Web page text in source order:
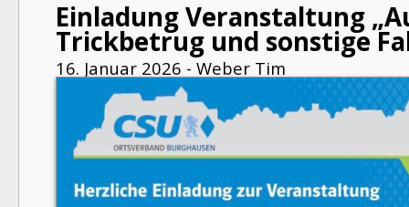
Einladung Veranstaltung
Trickbetrug und sonstige
16. Januar 2026 - Weber Tim